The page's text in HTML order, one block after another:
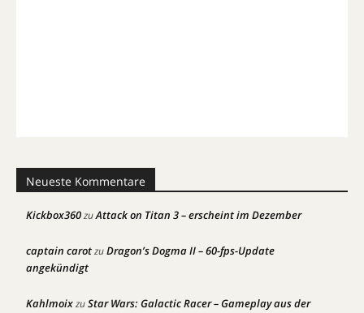
Neueste Kommentare
Kickbox360zuAttack on Titan 3 – erscheint im Dezember
captain carotzuDragon’s Dogma II – 60-fps-Update
angekündigt
KahlmoixzuStar Wars: Galactic Racer – Gameplay aus der